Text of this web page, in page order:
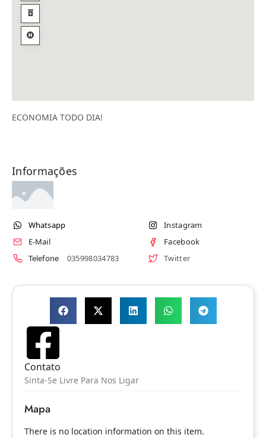
ECONOMIA TODO DIA!
Informações
Whatsapp
E-Mail
Telefone
035998034783
Instagram
Facebook
Twitter
Contato
Sinta-Se Livre Para Nos Ligar
Mapa
There is no location information on this item.